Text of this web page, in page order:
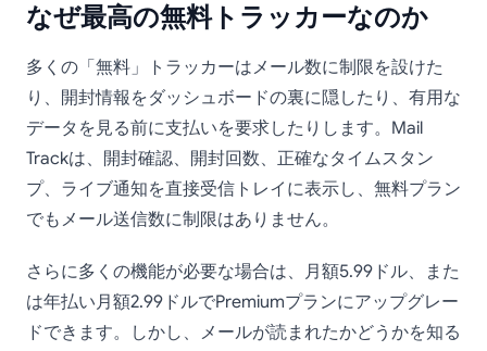
なぜ最高の無料トラッカーなのか
多くの「無料」トラッカーはメール数に制限を設けた
り、開封情報をダッシュボードの裏に隠したり、有用な
データを見る前に支払いを要求したりします。Mail
Trackは、開封確認、開封回数、正確なタイムスタン
プ、ライブ通知を直接受信トレイに表示し、無料プラン
でもメール送信数に制限はありません。
さらに多くの機能が必要な場合は、月額5.99ドル、また
は年払い月額2.99ドルでPremiumプランにアップグレー
ドできます。しかし、メールが読まれたかどうかを知る